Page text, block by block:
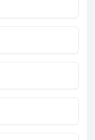
هل يمكنني